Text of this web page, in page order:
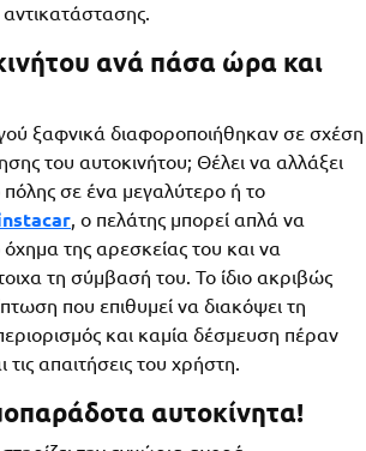
ανά πάσα ώρα και
ξαφνικά διαφοροποιήθηκαν σε σχέση
του αυτοκινήτου; Θέλει να αλλάξει
σε ένα μεγαλύτερο ή το
, ο πελάτης μπορεί απλά να
όχημα της αρεσκείας του και να
τη σύμβασή του. Το ίδιο ακριβώς
που επιθυμεί να διακόψει τη
και καμία δέσμευση πέραν
τις απαιτήσεις του χρήστη.
αυτοκίνητα!